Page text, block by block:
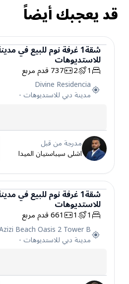
قد يعجبك أيضاً
شقة
شقة1غرفة نومللبيعفي
للاستديوهات
1
2
737قدم مربع
Divine Residencia
مدينة دبي للاستديوهات -
مدرجة من قبل
اشلى سيباستيان الميدا
شقة
شقة1غرفة نومللبيعفي
للاستديوهات
1
1
661قدم مربع
Beach Oasis 2 Tower B
مدينة دبي للاستديوهات -